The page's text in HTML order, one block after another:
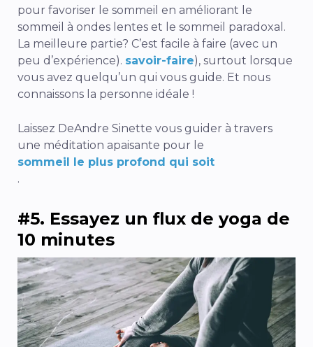
pour favoriser le sommeil en améliorant le
sommeil à ondes lentes et le sommeil paradoxal.
La meilleure partie? C’est facile à faire (avec un
peu d’expérience). savoir-faire), surtout lorsque
vous avez quelqu’un qui vous guide. Et nous
connaissons la personne idéale !
Laissez DeAndre Sinette vous guider à travers
une méditation apaisante pour le
sommeil le plus profond qui soit
.
#5. Essayez un flux de yoga de
10 minutes